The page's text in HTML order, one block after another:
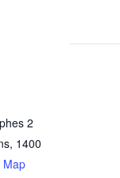
2
, 1400
Map